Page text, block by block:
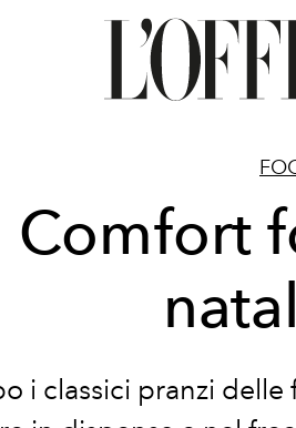
Comfort
i classici pranzi